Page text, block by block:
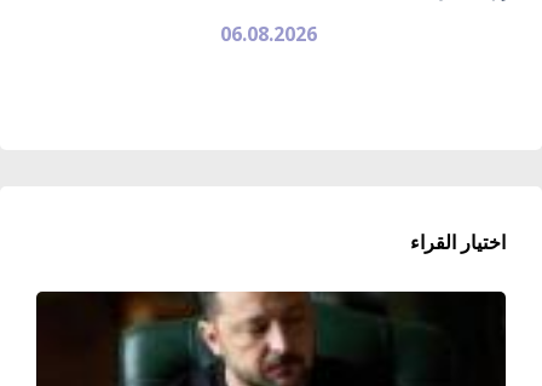
06.08.2026
اختيار القراء